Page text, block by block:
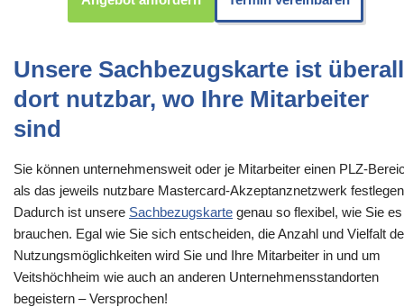
Unsere Sachbezugskarte ist überall
dort nutzbar, wo Ihre Mitarbeiter
sind
Sie können unternehmensweit oder je Mitarbeiter einen PLZ-
als das jeweils nutzbare Mastercard-Akzeptanznetzwerk
Dadurch ist unsere Sachbezugskarte genau so flexibel, wie Sie es
brauchen. Egal wie Sie sich entscheiden, die Anzahl und Vielfalt
Nutzungsmöglichkeiten wird Sie und Ihre Mitarbeiter in und um
Veitshöchheim wie auch an anderen Unternehmensstandorten
begeistern – Versprochen!